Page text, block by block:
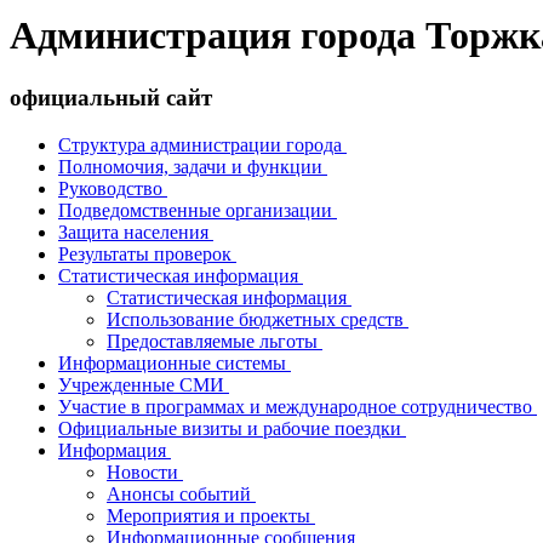
Администрация города
официальный сайт
Структура администрации города
Полномочия, задачи и функции
Руководство
Подведомственные организации
Защита населения
Результаты проверок
Статистическая информация
Статистическая информация
Использование бюджетных средств
Предоставляемые льготы
Информационные системы
Учрежденные СМИ
Участие в программах и международное сотрудничество
Официальные визиты и рабочие поездки
Информация
Новости
Анонсы событий
Мероприятия и проекты
Информационные сообщения